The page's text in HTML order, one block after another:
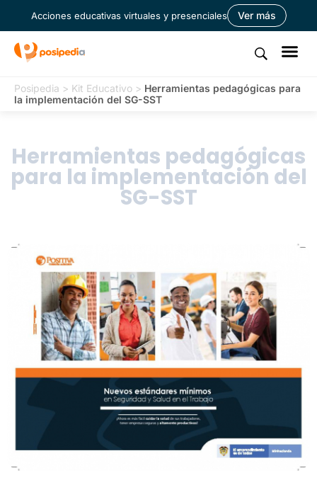
Acciones educativas virtuales y presenciales Ver más
Posipedia > Kit Educativo > Herramientas pedagógicas para
la implementación del SG-SST
Herramientas pedagógicas
para la implementación del
SG-SST